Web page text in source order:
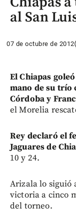
al San
07 de octubre de 2012
El Chiapas
mano de su trío
Córdoba y
el Morelia
Rey declaró el
Jaguares de
10 y 24.
Arizala lo siguió
victoria a cinco
del torneo.